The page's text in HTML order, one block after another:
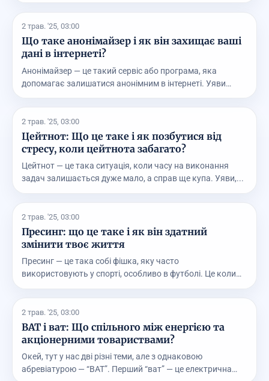
2 трав. '25, 03:00
Що таке анонімайзер і як він захищає ваші
дані в інтернеті?
Анонімайзер — це такий сервіс або програма, яка
допомагає залишатися анонімним в інтернеті. Уяви
2 трав. '25, 03:00
Цейтнот: Що це таке і як позбутися від
стресу, коли цейтнота забагато?
Цейтнот — це така ситуація, коли часу на виконання
задач залишається дуже мало, а справ ще купа. Уяви,...
2 трав. '25, 03:00
Пресинг: що це таке і як він здатний
змінити твоє життя
Пресинг — це така собі фішка, яку часто
використовують у спорті, особливо в футболі. Це коли
2 трав. '25, 03:00
ВАТ і ват: Що спільного між енергією та
акціонерними товариствами?
Окей, тут у нас дві різні теми, але з однаковою
абревіатурою — “ВАТ”. Перший “ват” — це електрична